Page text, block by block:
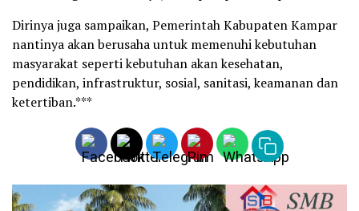
Dirinya juga sampaikan, Pemerintah Kabupaten Kampar
nantinya akan berusaha untuk memenuhi kebutuhan
masyarakat seperti kebutuhan akan kesehatan,
pendidikan, infrastruktur, sosial, sanitasi, keamanan dan
ketertiban.***